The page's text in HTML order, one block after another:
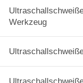
Werkzeug